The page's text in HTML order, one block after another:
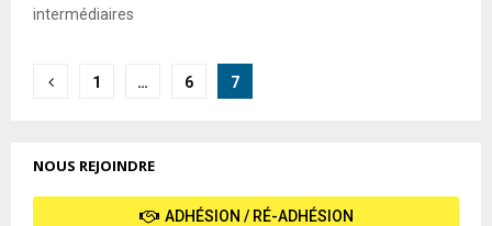
intermédiaires
Pagination
publications
1 … 6 7
NOUS REJOINDRE
ADHÉSION / RÉ-ADHÉSION